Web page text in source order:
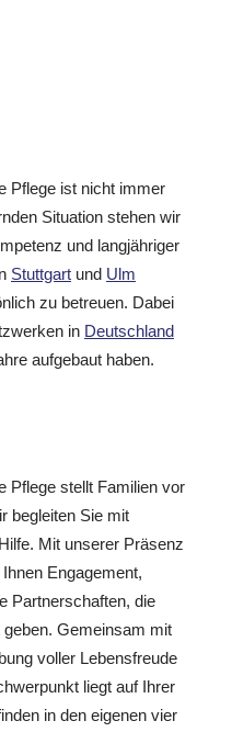
Pflege ist nicht immer
Situation stehen wir
und langjähriger
Stuttgart und Ulm
zu betreuen. Dabei
in Deutschland
aufgebaut haben.
Pflege stellt Familien vor
begleiten Sie mit
Mit unserer Präsenz
Engagement,
Partnerschaften, die
geben. Gemeinsam mit
voller Lebensfreude
liegt auf Ihrer
in den eigenen vier